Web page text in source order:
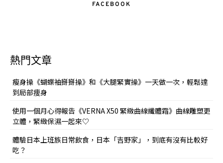
FACEBOOK
熱門文章
瘦身操《蝴蝶袖掰掰操》和《大腿緊實操》一天做一次，輕鬆達
到局部痩身
使用一個月心得報告《VERNA X50 緊緻曲線纖體霜》曲線雕塑更
立體，緊緻保濕一起來♡
體驗日本上班族日常飲食，日本「吉野家」，到底有沒有比較好
吃？